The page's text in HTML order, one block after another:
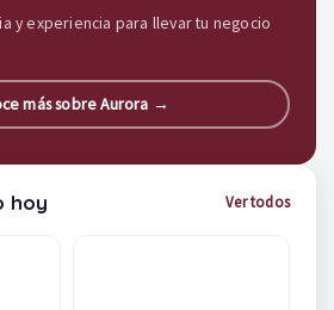
y experiencia para llevar tu negocio
más sobre Aurora →
hoy Ver todos